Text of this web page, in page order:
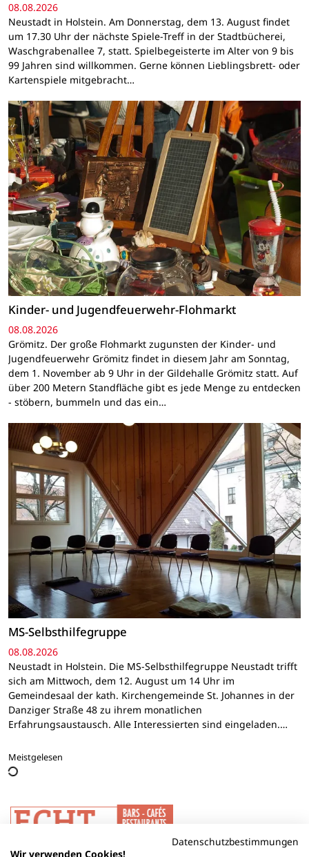
08.08.2026
Neustadt in Holstein. Am Donnerstag, dem 13. August findet
um 17.30 Uhr der nächste Spiele-Treff in der Stadtbücherei,
Waschgrabenallee 7, statt. Spielbegeisterte im Alter von 9 bis
99 Jahren sind willkommen. Gerne können Lieblingsbrett- oder
Kartenspiele mitgebracht…
Kinder- und Jugendfeuerwehr-Flohmarkt
08.08.2026
Grömitz. Der große Flohmarkt zugunsten der Kinder- und
Jugendfeuerwehr Grömitz findet in diesem Jahr am Sonntag,
dem 1. November ab 9 Uhr in der Gildehalle Grömitz statt. Auf
über 200 Metern Standfläche gibt es jede Menge zu entdecken
- stöbern, bummeln und das ein…
MS-Selbsthilfegruppe
08.08.2026
Neustadt in Holstein. Die MS-Selbsthilfegruppe Neustadt trifft
sich am Mittwoch, dem 12. August um 14 Uhr im
Gemeindesaal der kath. Kirchengemeinde St. Johannes in der
Danziger Straße 48 zu ihrem monatlichen
Erfahrungsaustausch. Alle Interessierten sind eingeladen.…
Meistgelesen
Datenschutzbestimmungen
Wir verwenden Cookies!